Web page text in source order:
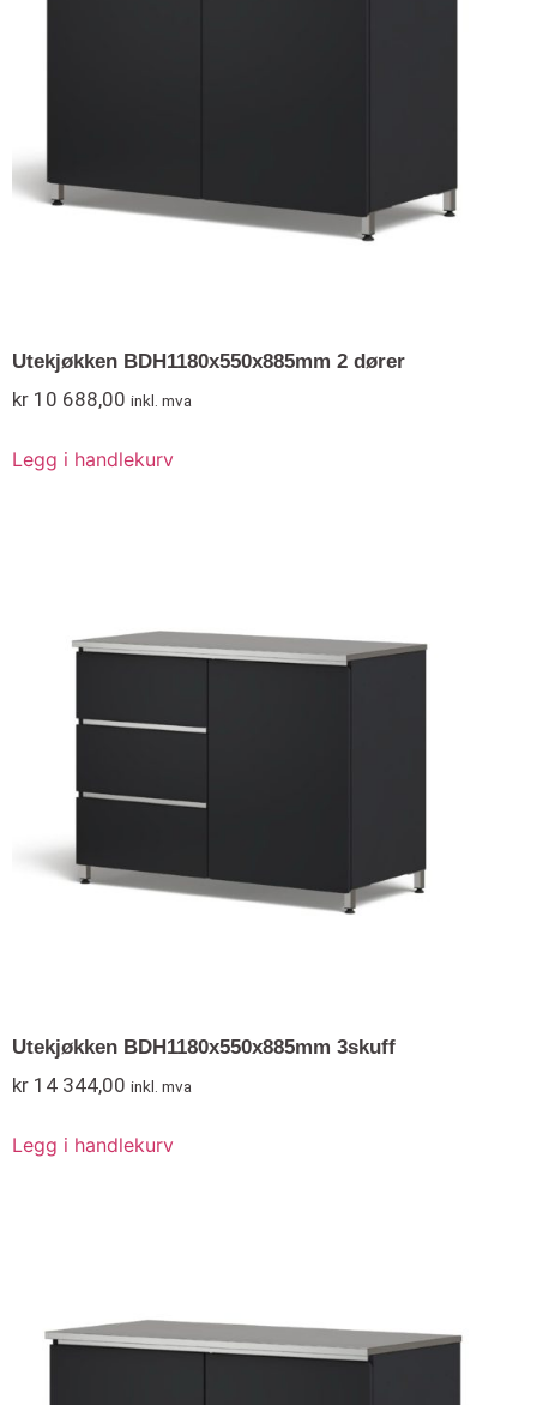
Utekjøkken BDH1180x550x885mm 2 dører
kr 10 688,00 inkl. mva
Legg i handlekurv
Utekjøkken BDH1180x550x885mm 3skuff
kr 14 344,00 inkl. mva
Legg i handlekurv